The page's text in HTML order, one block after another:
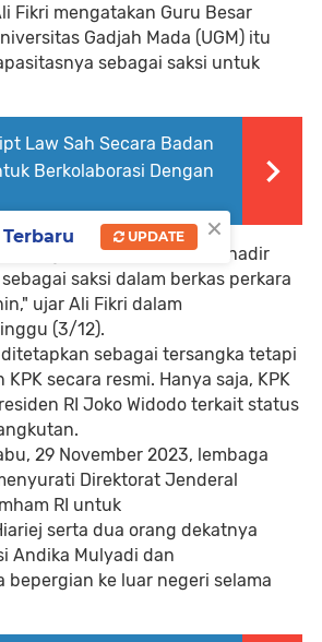
Fikri mengatakan Guru Besar
Gadjah Mada (UGM) itu
sebagai saksi untuk
Law Sah Secara Badan
Berkolaborasi Dengan
yang kami peroleh untuk hadir
saksi dalam berkas perkara
ujar Ali Fikri dalam
(3/12).
sebagai tersangka tetapi
secara resmi. Hanya saja, KPK
RI Joko Widodo terkait status
29 November 2023, lembaga
Direktorat Jenderal
RI untuk
serta dua orang dekatnya
Andika Mulyadi dan
bepergian ke luar negeri selama
×
UPDATE